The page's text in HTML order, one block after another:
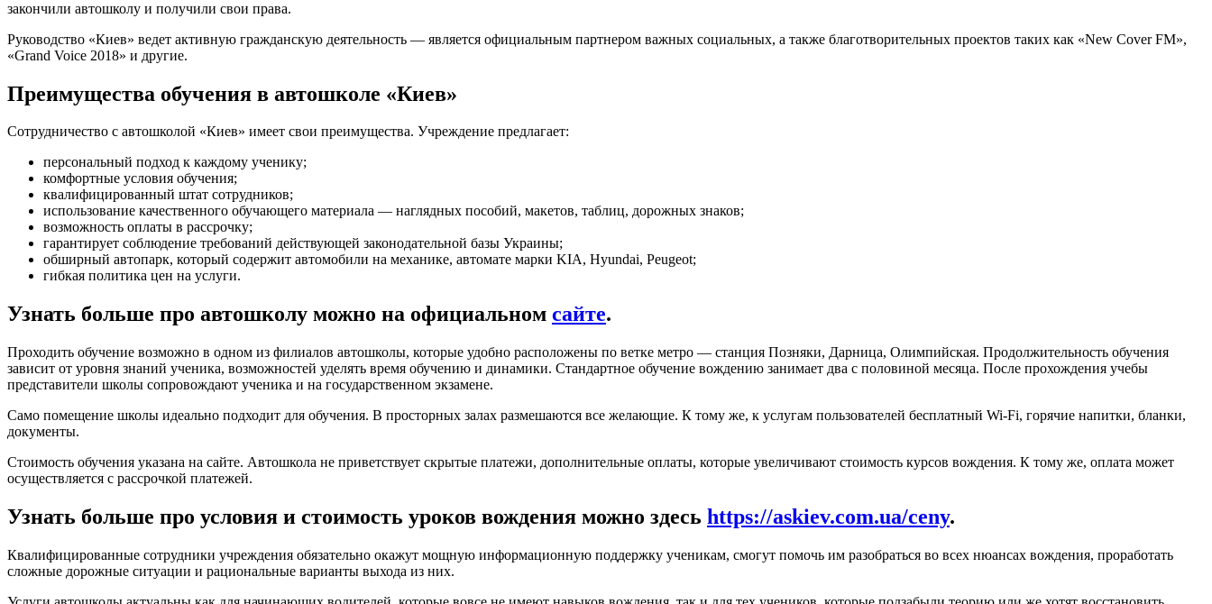
закончили автошколу и получили свои права.
Руководство «Киев» ведет активную гражданскую деятельность — является официальным партнером важных социальных, а также благотворительных проектов таких как «New Cover FM»,
«Grand Voice 2018» и другие.
Преимущества обучения в автошколе «Киев»
Сотрудничество с автошколой «Киев» имеет свои преимущества. Учреждение предлагает:
персональный подход к каждому ученику;
комфортные условия обучения;
квалифицированный штат сотрудников;
использование качественного обучающего материала — наглядных пособий, макетов, таблиц, дорожных знаков;
возможность оплаты в рассрочку;
гарантирует соблюдение требований действующей законодательной базы Украины;
обширный автопарк, который содержит автомобили на механике, автомате марки KIA, Hyundai, Peugeot;
гибкая политика цен на услуги.
Узнать больше про автошколу можно на официальном сайте.
Проходить обучение возможно в одном из филиалов автошколы, которые удобно расположены по ветке метро — станция Позняки, Дарница, Олимпийская. Продолжительность обучения
зависит от уровня знаний ученика, возможностей уделять время обучению и динамики. Стандартное обучение вождению занимает два с половиной месяца. После прохождения учебы
представители школы сопровождают ученика и на государственном экзамене.
Само помещение школы идеально подходит для обучения. В просторных залах размешаются все желающие. К тому же, к услугам пользователей бесплатный Wi-Fi, горячие напитки, бланки,
документы.
Стоимость обучения указана на сайте. Автошкола не приветствует скрытые платежи, дополнительные оплаты, которые увеличивают стоимость курсов вождения. К тому же, оплата может
осуществляется с рассрочкой платежей.
Узнать больше про условия и стоимость уроков вождения можно здесь https://askiev.com.ua/ceny.
Квалифицированные сотрудники учреждения обязательно окажут мощную информационную поддержку ученикам, смогут помочь им разобраться во всех нюансах вождения, проработать
сложные дорожные ситуации и рациональные варианты выхода из них.